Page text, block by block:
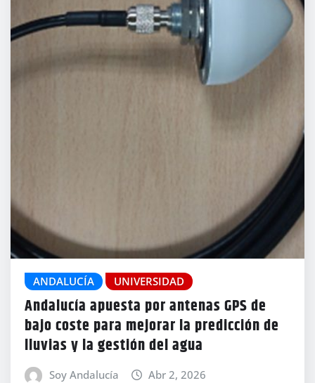
ANDALUCÍA UNIVERSIDAD
Andalucía apuesta por antenas GPS de
bajo coste para mejorar la predicción de
lluvias y la gestión del agua
Soy Andalucía Abr 2, 2026